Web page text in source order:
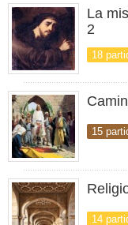
La
2
18
15
14